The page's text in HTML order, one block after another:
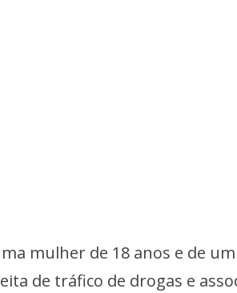
mulher de 18 anos e de
de tráfico de drogas e